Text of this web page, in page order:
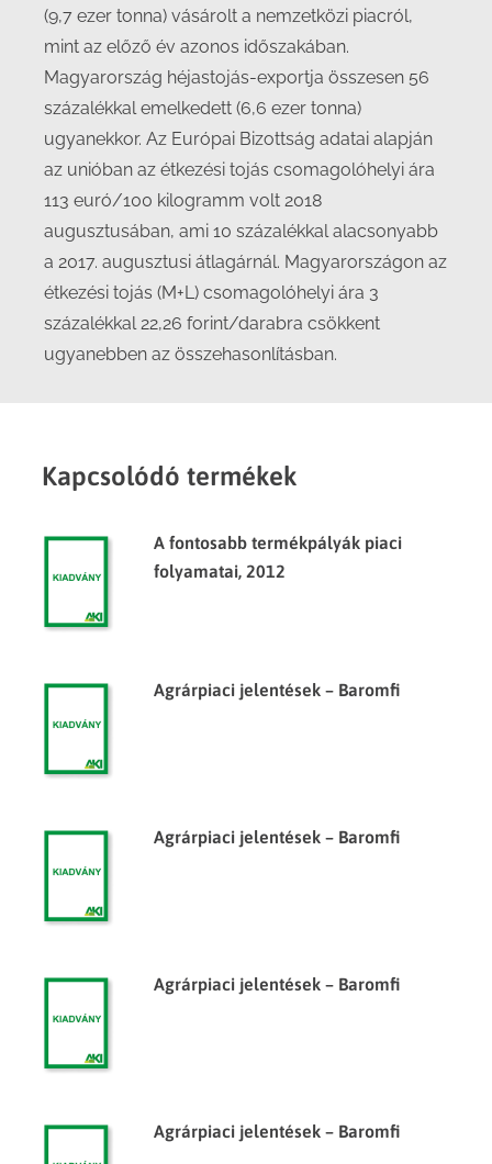
(9,7 ezer tonna) vásárolt a nemzetközi piacról,
mint az előző év azonos időszakában.
Magyarország héjastojás-exportja összesen 56
százalékkal emelkedett (6,6 ezer tonna)
ugyanekkor. Az Európai Bizottság adatai alapján
az unióban az étkezési tojás csomagolóhelyi ára
113 euró/100 kilogramm volt 2018
augusztusában, ami 10 százalékkal alacsonyabb
a 2017. augusztusi átlagárnál. Magyarországon az
étkezési tojás (M+L) csomagolóhelyi ára 3
százalékkal 22,26 forint/darabra csökkent
ugyanebben az összehasonlításban.
Kapcsolódó termékek
A fontosabb termékpályák piaci
folyamatai, 2012
Agrárpiaci jelentések – Baromfi
Agrárpiaci jelentések – Baromfi
Agrárpiaci jelentések – Baromfi
Agrárpiaci jelentések – Baromfi